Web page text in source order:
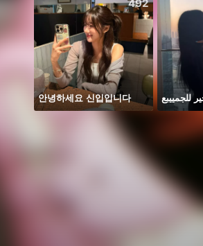
492
안녕하세요 신입입니다 للجمييبع